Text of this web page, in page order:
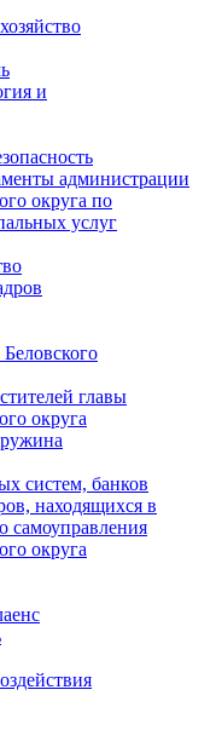
и
администрации
округа по
услуг
главы
округа
систем, банков
находящихся в
самоуправления
округа